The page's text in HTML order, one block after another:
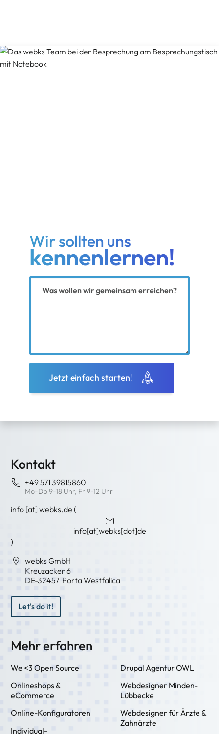
Wir sollten uns
kennenlernen!
Jetzt einfach starten!
Kontakt
+49 571 39815860
Mo-Do 9-18 Uhr, Fr 9-12 Uhr
info [at]webks.de (
info[at]webks[dot]de
)
webks GmbH
Kreuzacker 6
DE-32457 Porta Westfalica
Let's do it!
Mehr erfahren
We <3 Open Source
Onlineshops &
eCommerce
Online-Konfiguratoren
Individual-
Drupal Agentur OWL
Webdesigner Minden-
Lübbecke
Webdesigner für Ärzte &
Zahnärzte